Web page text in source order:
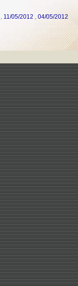
, 11/05/2012 , 04/05/2012